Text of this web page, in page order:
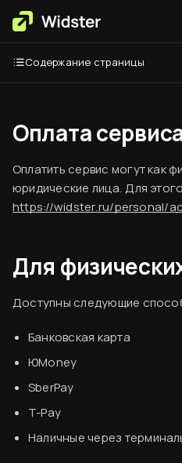
Оплата
Оплатить сервис могут как
юридические лица. Для
https://widster.ru/personal/
Для
Доступны следующие
Банковская карта
ЮMoney
SberPay
T-Pay
Наличные через
Содержание страницы